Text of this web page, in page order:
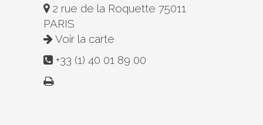
2 rue de la Roquette 75011
PARIS
Voir la carte
+33 (1) 40 01 89 00